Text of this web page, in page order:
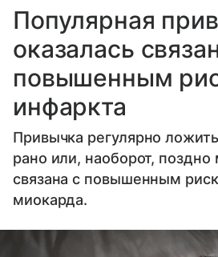
Популярная
оказалась
повышенным
инфаркта
Привычка регулярно
рано или, наоборот,
связана с повышенным
миокарда.